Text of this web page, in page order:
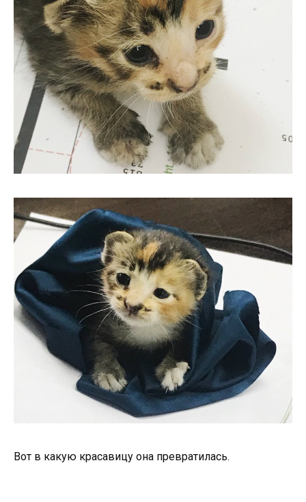
Вот в какую красавицу она превратилась.